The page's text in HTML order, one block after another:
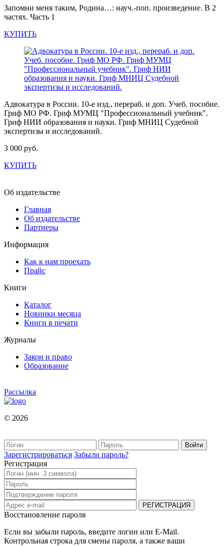
Запомни меня таким, Родина…: науч.-поп. произведение. В 2
частях. Часть 1
КУПИТЬ
Адвокатура в России. 10-е изд., перераб. и доп. Учеб. пособие.
Гриф МО РФ. Гриф МУМЦ "Профессиональный учебник".
Гриф НИИ образования и науки. Гриф МНИЦ Судебной
экспертизы и исследований.
3 000 руб.
КУПИТЬ
Об издательстве
Главная
Об издательстве
Партнеры
Информация
Как к нам проехать
Прайс
Книги
Каталог
Новинки месяца
Книги в печати
Журналы
Закон и право
Образование
Рассылка
© 2026
Зарегистрироваться Забыли пароль?
Регистрация
Восстановление пароля
Если вы забыли пароль, введите логин или E-Mail.
Контрольная строка для смены пароля, а также ваши